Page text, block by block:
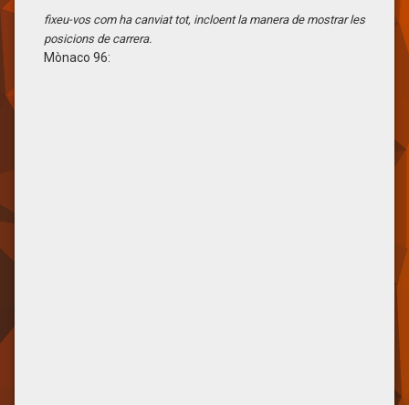
fixeu-vos com ha canviat tot, incloent la manera de mostrar les
posicions de carrera.
Mònaco 96: